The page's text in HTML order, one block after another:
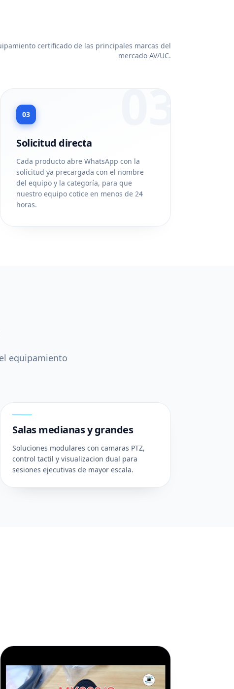
certificado de las principales marcas del
mercado AV/UC.
03
03
Solicitud directa
Cada producto abre WhatsApp con la
solicitud ya precargada con el nombre
del equipo y la categoría, para que
nuestro equipo cotice en menos de 24
horas.
equipamiento
Salas medianas y grandes
Soluciones modulares con camaras PTZ,
control tactil y visualizacion dual para
sesiones ejecutivas de mayor escala.